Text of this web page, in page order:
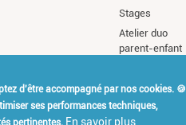
Stages
Atelier duo
parent-enfant
Contact
d'être accompagné par nos cookies. 🍪
ses performances techniques,
pertinentes. En savoir plus